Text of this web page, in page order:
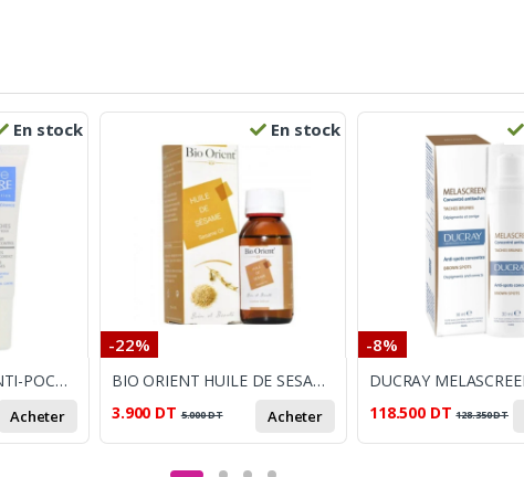
En stock
EYE CARE CREME ANTI-POCHES CONTOUR DES YEUX 10G
Acheter
En stock
-22%
BIO ORIENT HUILE DE SESAME 10ML
3.900 DT 5.000DT Acheter
-8%
118.500 DT 128.350DT